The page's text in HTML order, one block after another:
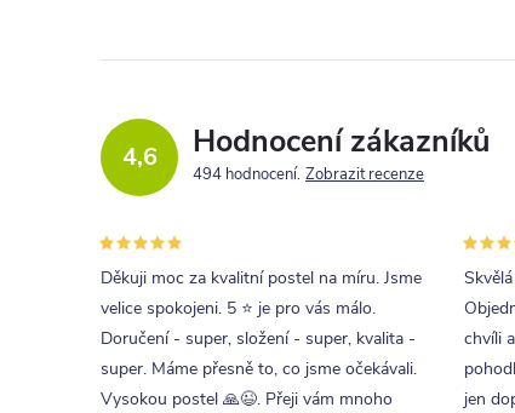
4,6 Hodnocení zákazníků
494 hodnocení Zobrazit recenze
Děkuji moc za kvalitní postel na míru. Jsme
velice spokojeni. 5 ⭐ je pro vás málo.
Doručení - super, složení - super, kvalita -
super. Máme přesně to, co jsme očekávali.
Vysokou postel 🙏😉. Přeji vám mnoho
chvíli
jen